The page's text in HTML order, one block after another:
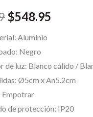
$548.95
Aluminio
Negro
de luz: Blanco cálido /
Ø5cm x An5.2cm
Empotrar
de protección: IP20